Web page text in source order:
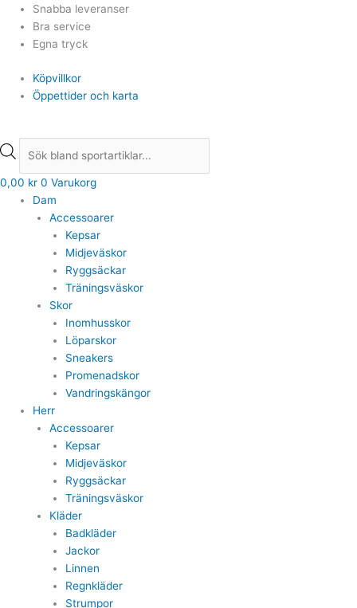
Hoppa
innehåll
Snabba leveranser
Bra service
Egna tryck
Köpvillkor
Öppettider och karta
Products
search
0,00 kr 0 Varukorg
Dam
Accessoarer
Kepsar
Midjeväskor
Ryggsäckar
Träningsväskor
Skor
Inomhusskor
Löparskor
Sneakers
Promenadskor
Vandringskängor
Herr
Accessoarer
Kepsar
Midjeväskor
Ryggsäckar
Träningsväskor
Kläder
Badkläder
Jackor
Linnen
Regnkläder
Strumpor
Products
search